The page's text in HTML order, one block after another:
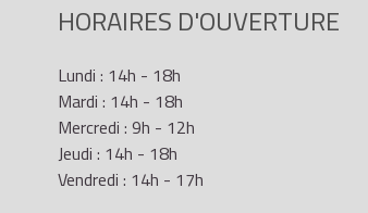
HORAIRES D'OUVERTURE
Lundi : 14h - 18h
Mardi : 14h - 18h
Mercredi : 9h - 12h
Jeudi : 14h - 18h
Vendredi : 14h - 17h